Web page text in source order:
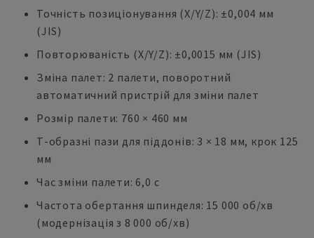
Точність позиціонування (X/Y/Z): ±0,004 мм
(JIS)
Повторюваність (X/Y/Z): ±0,0015 мм (JIS)
Зміна палет: 2 палети, поворотний
автоматичний пристрій для зміни палет
Розмір палети: 760 × 460 мм
Т-образні пази для піддонів: 3 × 18 мм, крок 125
мм
Час зміни палети: 6,0 с
Частота обертання шпинделя: 15 000 об/хв
(модернізація з 8 000 об/хв)